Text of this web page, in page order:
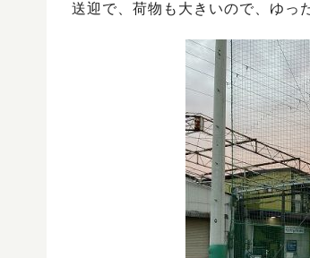
送迎で、荷物も大きいので、ゆっ